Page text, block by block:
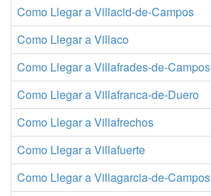
Como Llegar a Villacid-de-Campos
Como Llegar a Villaco
Como Llegar a Villafrades-de-Campos
Como Llegar a Villafranca-de-Duero
Como Llegar a Villafrechos
Como Llegar a Villafuerte
Como Llegar a Villagarcia-de-Campos